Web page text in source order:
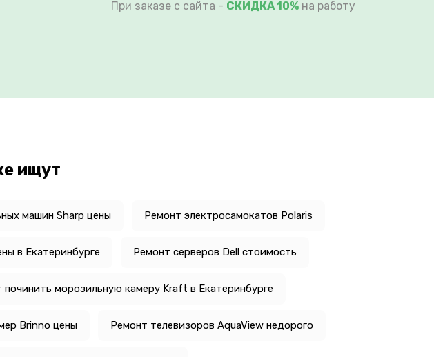
При заказе с сайта - СКИДКА 10% на работу
ищут
машин Sharp цены Ремонт электросамокатов Polaris
в Екатеринбурге Ремонт серверов Dell стоимость
починить морозильную камеру Kraft в Екатеринбурге
Brinno цены Ремонт телевизоров AquaView недорого